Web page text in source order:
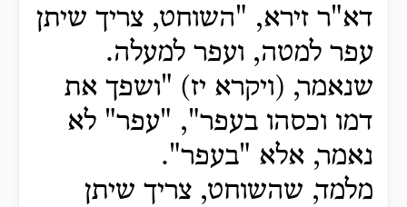
דא"ר זירא, "השוחט, צריך שיתן
עפר למטה, ועפר למעלה.
שנאמר, (ויקרא יז) "ושפך את
דמו וכסהו בעפר", "עפר" לא
נאמר, אלא "בעפר".
מלמד, שהשוחט, צריך שיתן